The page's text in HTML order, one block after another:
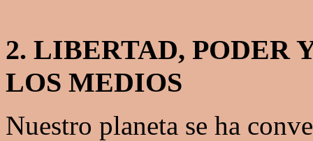
2. LIBERTAD, PODER
LOS MEDIOS
Nuestro planeta se ha